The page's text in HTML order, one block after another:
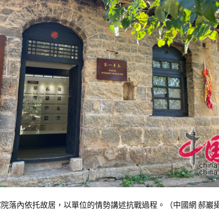
落內依托故居，以單位的情勢講述抗戰過程。（中國網 郝巖